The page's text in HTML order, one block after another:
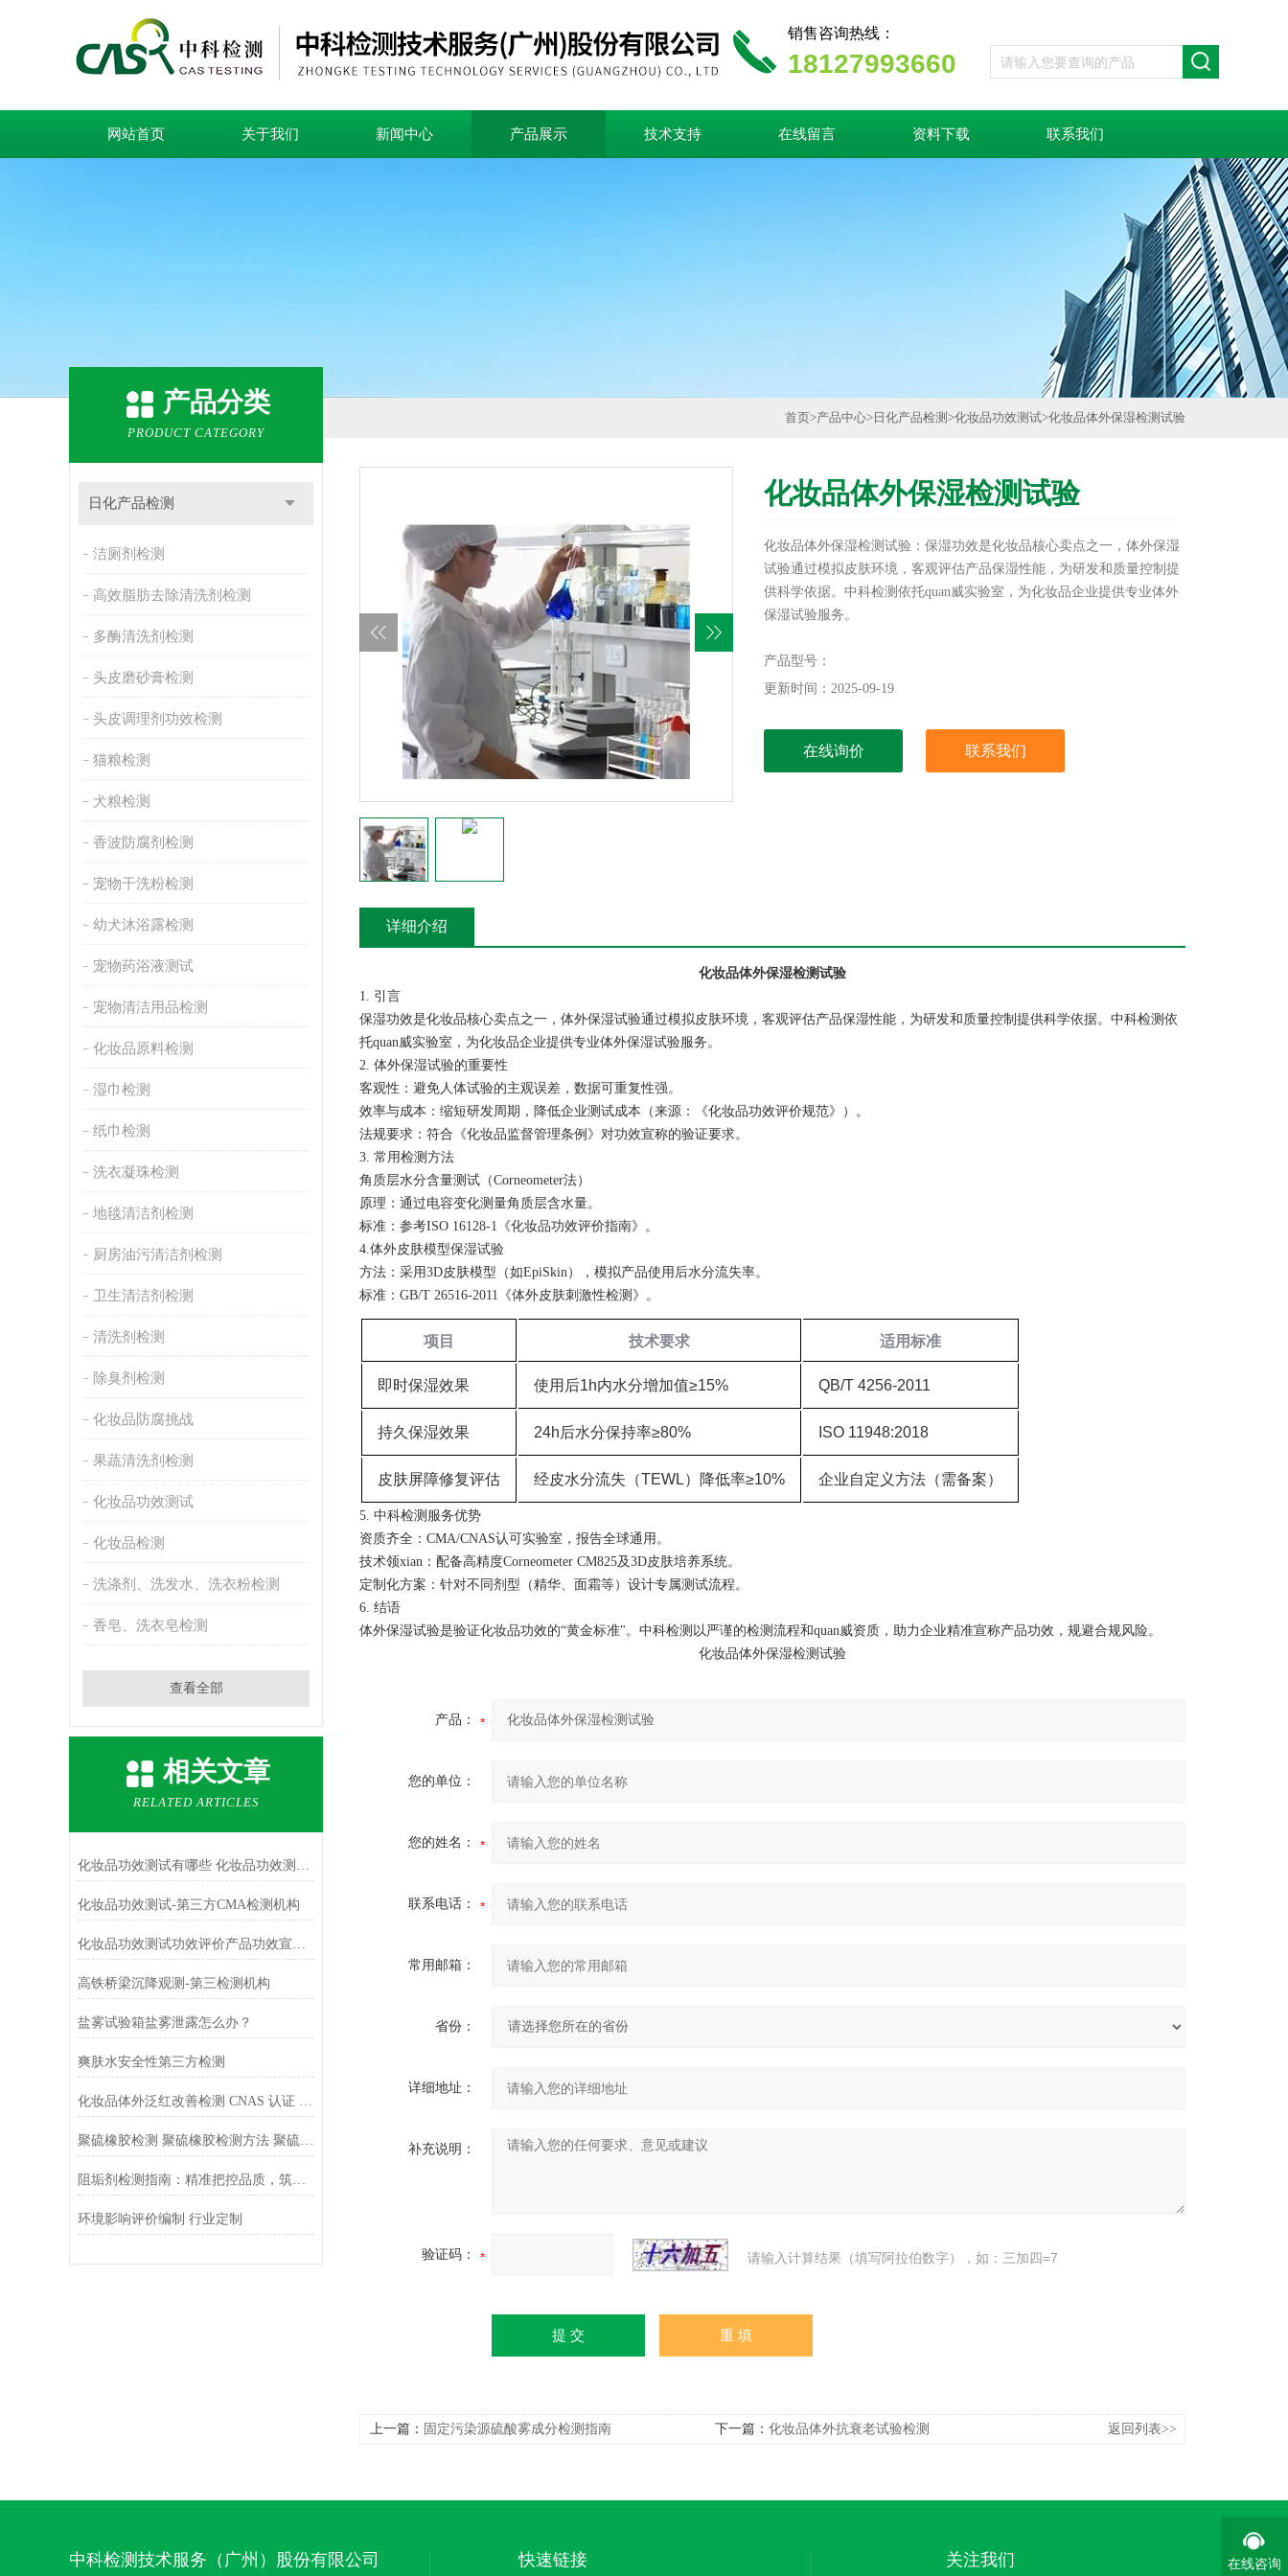
销售咨询热线：
18127993660
网站首页 关于我们 新闻中心 产品展示 技术支持 在线留言 资料下载 联系我们
产品分类
PRODUCT CATEGORY
日化产品检测
洁厕剂检测
高效脂肪去除清洗剂检测
多酶清洗剂检测
头皮磨砂膏检测
头皮调理剂功效检测
猫粮检测
犬粮检测
香波防腐剂检测
宠物干洗粉检测
幼犬沐浴露检测
宠物药浴液测试
宠物清洁用品检测
化妆品原料检测
湿巾检测
纸巾检测
洗衣凝珠检测
地毯清洁剂检测
厨房油污清洁剂检测
卫生清洁剂检测
清洗剂检测
除臭剂检测
化妆品防腐挑战
果蔬清洗剂检测
化妆品功效测试
化妆品检测
洗涤剂、洗发水、洗衣粉检测
香皂、洗衣皂检测
查看全部
相关文章
RELATED ARTICLES
化妆品功效测试有哪些 化妆品功效测试方法和测试机构 化妆品功效测试报告
化妆品功效测试-第三方CMA检测机构
化妆品功效测试功效评价产品功效宣称依据
​高铁桥梁沉降观测-第三检测机构
盐雾试验箱盐雾泄露怎么办？
爽肤水安全性第三方检测
化妆品体外泛红改善检测 CNAS 认证 电商宣传报告
聚硫橡胶检测 聚硫橡胶检测方法 聚硫密封胶质量标准
阻垢剂检测指南：精准把控品质，筑牢工业节水防垢防
环境影响评价编制 行业定制
首页>产品中心> 日化产品检测 >化妆品功效测试>‌化妆品体外保湿检测试验
‌化妆品体外保湿检测试验
‌化妆品体外保湿检测试验：保湿功效是化妆品核心卖点之一，体外保湿
试验通过模拟皮肤环境，客观评估产品保湿性能，为研发和质量控制提
供科学依据。中科检测依托quan威实验室，为化妆品企业提供专业体外
保湿试验服务。
产品型号：
更新时间：2025-09-19
在线询价 联系我们
详细介绍
‌化妆品体外保湿检测试验
‌1. 引言‌
保湿功效是化妆品核心卖点之一，体外保湿试验通过模拟皮肤环境，客观评估产品保湿性能，为研发和质量控制提供科学依据。中科检测依
托quan威实验室，为化妆品企业提供专业体外保湿试验服务。
‌2. 体外保湿试验的重要性‌
客观性‌：避免人体试验的主观误差，数据可重复性强。
效率与成本‌：缩短研发周期，降低企业测试成本（来源：《化妆品功效评价规范》）。
法规要求‌：符合《化妆品监督管理条例》对功效宣称的验证要求。
‌3. 常用检测方法‌
角质层水分含量测试（Corneometer法）‌
原理‌：通过电容变化测量角质层含水量。
标准‌：参考ISO 16128-1《化妆品功效评价指南》。
4.体外皮肤模型保湿试验‌
方法‌：采用3D皮肤模型（如EpiSkin），模拟产品使用后水分流失率。
标准‌：GB/T 26516-2011《体外皮肤刺激性检测》。
项目 技术要求 适用标准
即时保湿效果 使用后1h内水分增加值≥15% QB/T 4256-2011
持久保湿效果 24h后水分保持率≥80% ISO 11948:2018
皮肤屏障修复评估 经皮水分流失（TEWL）降低率≥10% 企业自定义方法（需备案）
5. 中科检测服务优势‌
资质齐全‌：CMA/CNAS认可实验室，报告全球通用。
技术领xian：配备高精度Corneometer CM825及3D皮肤培养系统。
定制化方案‌：针对不同剂型（精华、面霜等）设计专属测试流程。
‌6. 结语‌
体外保湿试验是验证化妆品功效的“黄金标准"。中科检测以严谨的检测流程和quan威资质，助力企业精准宣称产品功效，规避合规风险。
化妆品体外保湿检测试验
产品：
您的单位：
您的姓名：
联系电话：
常用邮箱：
省份：
详细地址：
补充说明：
验证码： 请输入计算结果（填写阿拉伯数字），如：三加四=7
上一篇： 固定污染源硫酸雾成分检测指南 下一篇： 化妆品体外抗衰老试验检测 返回列表>>
中科检测技术服务（广州）股份有限公司 快速链接 关注我们 在线咨询